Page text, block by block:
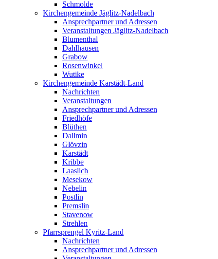
Schmolde
Kirchengemeinde Jäglitz-Nadelbach
Ansprechpartner und Adressen
Veranstaltungen Jäglitz-Nadelbach
Blumenthal
Dahlhausen
Grabow
Rosenwinkel
Wutike
Kirchengemeinde Karstädt-Land
Nachrichten
Veranstaltungen
Ansprechpartner und Adressen
Friedhöfe
Blüthen
Dallmin
Glövzin
Karstädt
Kribbe
Laaslich
Mesekow
Nebelin
Postlin
Premslin
Stavenow
Strehlen
Pfarrsprengel Kyritz-Land
Nachrichten
Ansprechpartner und Adressen